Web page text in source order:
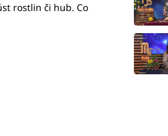
rostlin či hub. Co